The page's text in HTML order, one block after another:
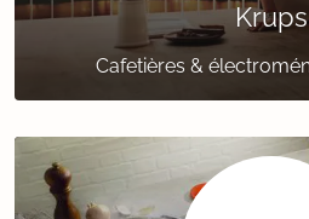
Krups
Cafetières &